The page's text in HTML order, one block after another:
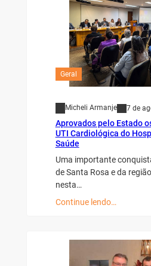
Geral
Micheli Armanje 7 de
Aprovados pelo Estado
UTI Cardiológica do
Saúde
Uma importante
de Santa Rosa e da
nesta…
Continue lendo…